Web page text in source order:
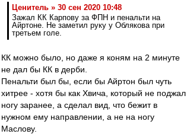
Ценитель » 30 сен 2020 10:48
Зажал КК Карпову за ФПН и пенальти на
Айртоне. Не заметил руку у Облякова при
третьем голе.
КК можно было, но даже я коням на 2 минуте
не дал бы КК в дерби.
Пенальти был бы, если бы Айртон был чуть
хитрее - хотя бы как Хвича, который не поджал
ногу заранее, а сделал вид, что бежит в
нужном ему направлении, а не на ногу
Маслову.